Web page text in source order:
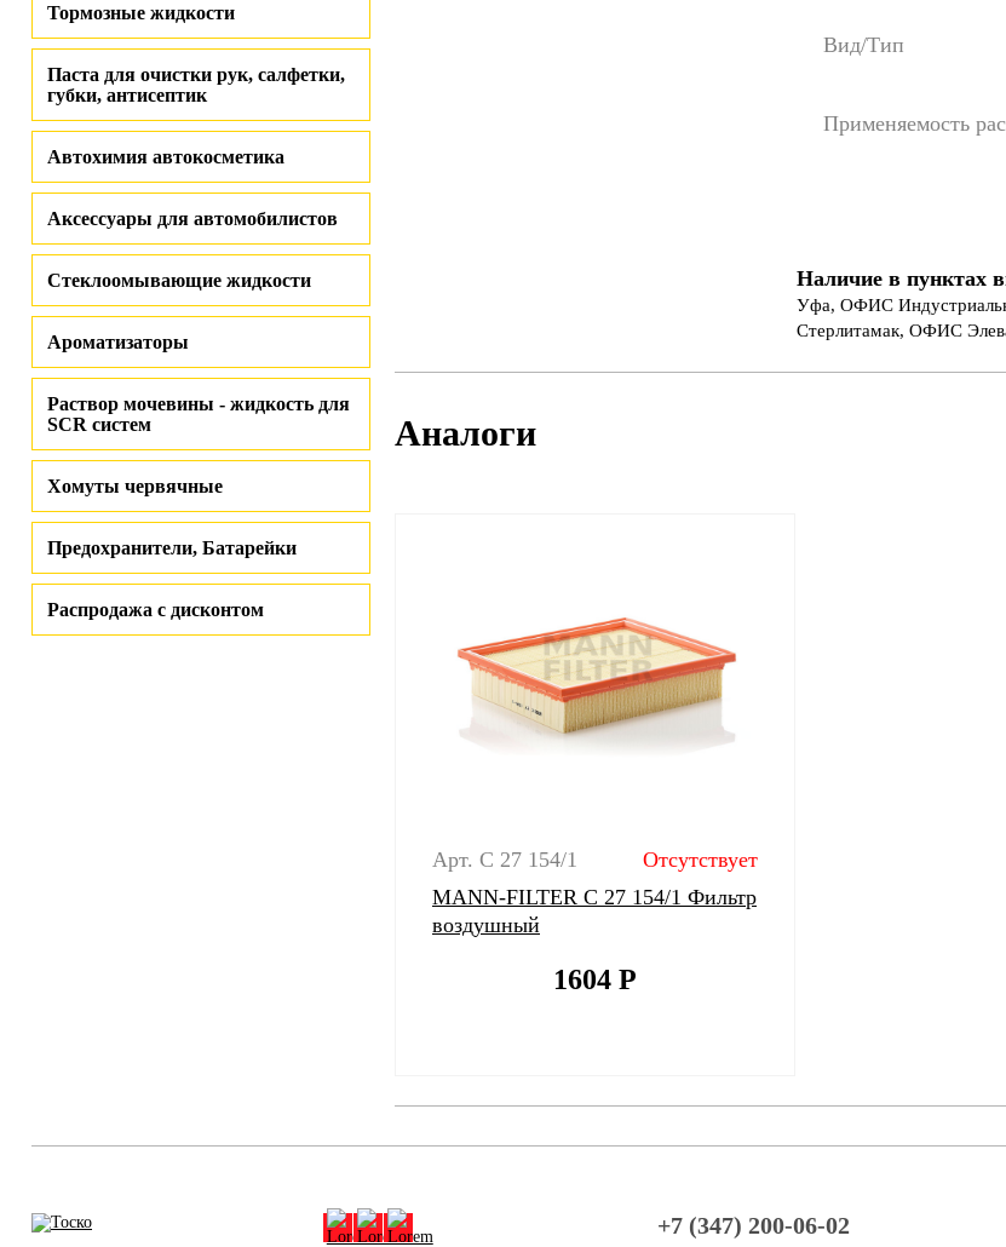
Тормозные жидкости
Паста для очистки рук, салфетки,
губки, антисептик
Автохимия автокосметика
Аксессуары для автомобилистов
Стеклоомывающие жидкости
Ароматизаторы
Раствор мочевины - жидкость для
SCR систем
Хомуты червячные
Предохранители, Батарейки
Распродажа с дисконтом
Вид/Тип
Применяемость
Наличие в пунктах
Уфа, ОФИС
Стерлитамак, ОФИС
Аналоги
Арт. C 27 154/1
Отсутствует
MANN-FILTER C 27 154/1 Фильтр
воздушный
1604 Р
+7 (347) 200-06-02